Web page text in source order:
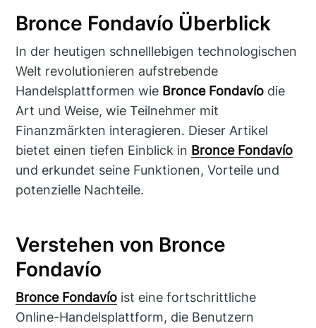
Bronce Fondavío Überblick
In der heutigen schnelllebigen technologischen
Welt revolutionieren aufstrebende
Handelsplattformen wie Bronce Fondavío die
Art und Weise, wie Teilnehmer mit
Finanzmärkten interagieren. Dieser Artikel
bietet einen tiefen Einblick in Bronce Fondavío
und erkundet seine Funktionen, Vorteile und
potenzielle Nachteile.
Verstehen von Bronce
Fondavío
Bronce Fondavío ist eine fortschrittliche
Online-Handelsplattform, die Benutzern